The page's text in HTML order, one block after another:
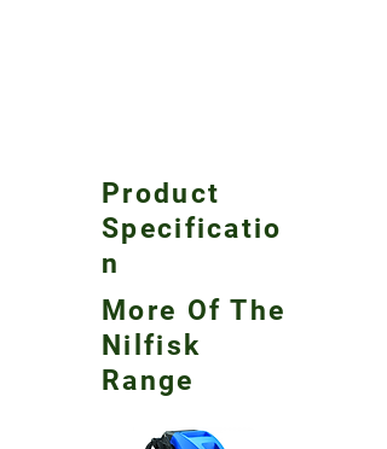
Product
Specificatio
n
More Of The
Nilfisk
Range